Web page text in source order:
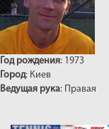
Год рождения: 1973
Город: Киев
Ведущая рука: Правая